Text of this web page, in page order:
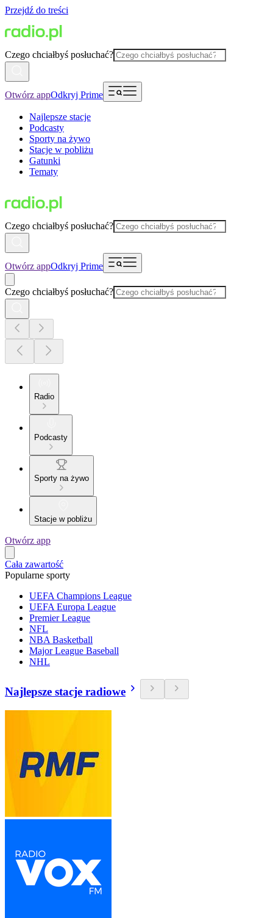
Przejdź do treści
Czego chciałbyś posłuchać?
Otwórz appOdkryj Prime
Najlepsze stacje
Podcasty
Sporty na żywo
Stacje w pobliżu
Gatunki
Tematy
Czego chciałbyś posłuchać?
Otwórz appOdkryj Prime
Czego chciałbyś posłuchać?
Radio
Podcasty
Sporty na żywo
Stacje w pobliżu
Otwórz app
Cała zawartość
Popularne sporty
UEFA Champions League
UEFA Europa League
Premier League
NFL
NBA Basketball
Major League Baseball
NHL
Najlepsze stacje radiowe